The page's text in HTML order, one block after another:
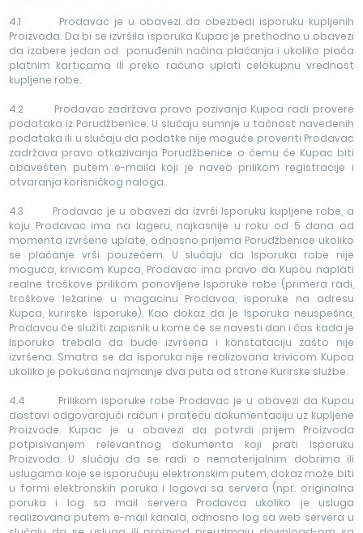
4.1 Prodavac je u obavezi da obezbedi isporuku kupljenih
Proizvoda. Da bi se izvršila isporuka Kupac je prethodno u obavezi
da izabere jedan od ponuđenih načina plaćanja i ukoliko plaća
platnim karticama ili preko računa uplati celokupnu vrednost
kupljene robe.
4.2 Prodavac zadržava pravo pozivanja Kupca radi provere
podataka iz Porudžbenice. U slučaju sumnje u tačnost navedenih
podataka ili u slučaju da podatke nije moguće proveriti Prodavac
zadržava pravo otkazivanja Porudžbenice o čemu će Kupac biti
obavešten putem e-maila koji je naveo prilikom registracije i
otvaranja korisničkog naloga.
4.3 Prodavac je u obavezi da izvrši Isporuku kupljene robe, a
koju Prodavac ima na lageru, najkasnije u roku od 5 dana od
momenta izvršene uplate, odnosno prijema Porudžbenice ukoliko
se plaćanje vrši pouzećem. U slučaju da Isporuka robe nije
moguća, krivicom Kupca, Prodavac ima pravo da Kupcu naplati
realne troškove prilikom ponovljene Isporuke robe (primera radi,
troškove ležarine u magacinu Prodavca, isporuke na adresu
Kupca, kurirske isporuke). Kao dokaz da je Isporuka neuspešna,
Prodavcu će služiti zapisnik u kome će se navesti dan i čas kada je
Isporuka trebala da bude izvršena i konstataciju zašto nije
izvršena. Smatra se da isporuka nije realizovana krivicom Kupca
ukoliko je pokušana najmanje dva puta od strane Kurirske službe.
4.4 Prilikom isporuke robe Prodavac je u obavezi da Kupcu
dostavi odgovarajući račun i prateću dokumentaciju uz kupljene
Proizvode. Kupac je u obavezi da potvrdi prijem Proizvoda
potpisivanjem relevantnog dokumenta koji prati Isporuku
Proizvoda. U slučaju da se radi o nematerijalnim dobrima ili
uslugama koje se isporučuju elektronskim putem, dokaz može biti
u formi elektronskih poruka i logova sa servera (npr. originalna
poruka i log sa mail servera Prodavca ukoliko je usluga
realizovana putem e-mail kanala, odnosno log sa web servera u